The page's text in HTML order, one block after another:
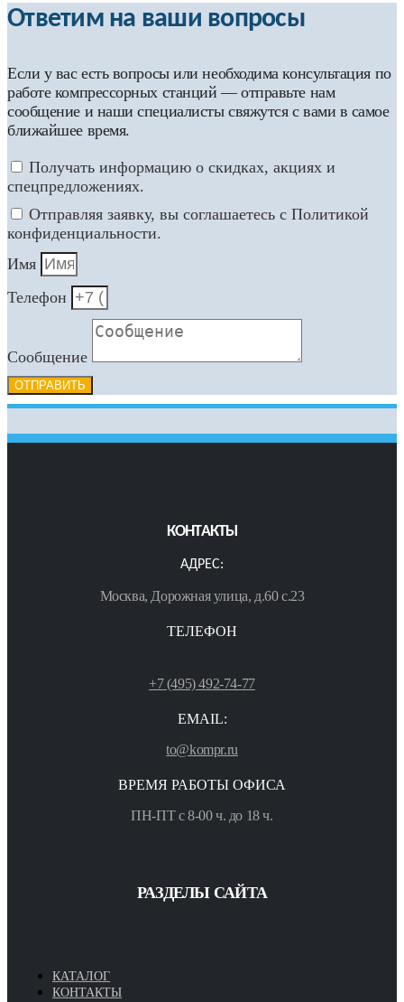
Ответим на ваши вопросы
Если у вас есть вопросы или необходима консультация по
работе компрессорных станций — отправьте нам
сообщение и наши специалисты свяжутся с вами в самое
ближайшее время.
Получать информацию о скидках, акциях и
спецпредложениях.
Отправляя заявку, вы соглашаетесь с Политикой
конфиденциальности.
Имя
Телефон
Сообщение
ОТПРАВИТЬ
КОНТАКТЫ
АДРЕС:
Москва, Дорожная улица, д.60 с.23
ТЕЛЕФОН
+7 (495) 492-74-77
EMAIL:
to@kompr.ru
ВРЕМЯ РАБОТЫ ОФИСА
ПН-ПТ с 8-00 ч. до 18 ч.
РАЗДЕЛЫ САЙТА
КАТАЛОГ
КОНТАКТЫ